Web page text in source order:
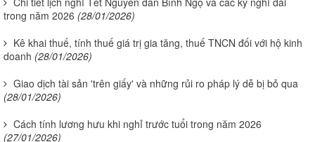
trong năm 2026 (28/01/2026)
Kê khai thuế, tính thuế giá trị gia tăng, thuế TNCN đối với hộ kinh
doanh (28/01/2026)
Giao dịch tài sản 'trên giấy' và những rủi ro pháp lý dễ bị bỏ qua
(28/01/2026)
Cách tính lương hưu khi nghỉ trước tuổi trong năm 2026
(27/01/2026)